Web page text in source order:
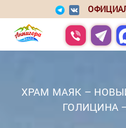
ХРАМ МАЯК –
ГОЛИЦИНА